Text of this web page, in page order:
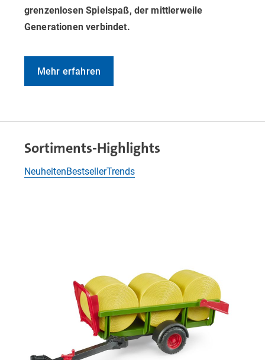
grenzenlosen Spielspaß, der mittlerweile
Generationen verbindet.
Mehr erfahren
Sortiments-Highlights
NeuheitenBestsellerTrends